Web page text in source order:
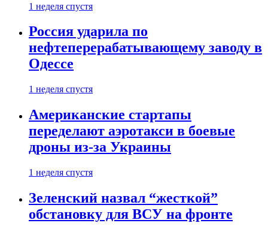
1 неделя спустя
Россия ударила по
нефтеперерабатывающему заводу в
Одессе
1 неделя спустя
Американские стартапы
переделают аэротакси в боевые
дроны из-за Украины
1 неделя спустя
Зеленский назвал “жесткой”
обстановку для ВСУ на фронте